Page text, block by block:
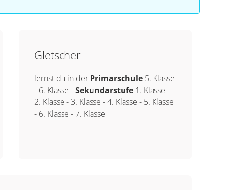
Gletscher
lernst du in der Primarschule 5. Klasse
- 6. Klasse -Sekundarstufe 1. Klasse -
2. Klasse - 3. Klasse -4. Klasse - 5. Klasse
- 6. Klasse -7. Klasse